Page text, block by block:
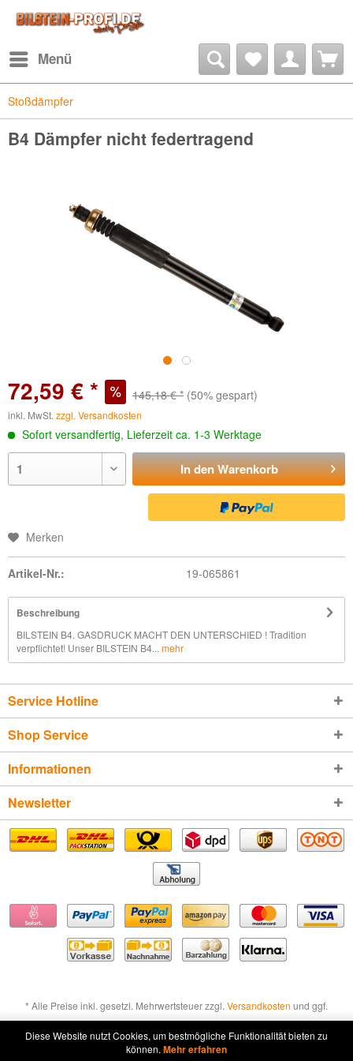
Menü
Stoßdämpfer
B4 Dämpfer nicht federtragend
72,59 € * 145,18 € * (50% gespart)
inkl. MwSt. zzgl. Versandkosten
Sofort versandfertig, Lieferzeit ca. 1-3 Werktage
In denWarenkorb
Merken
Artikel-Nr.: 19-065861
Beschreibung
BILSTEIN B4. GASDRUCK MACHT DEN UNTERSCHIED ! Tradition
verpflichtet! Unser BILSTEIN B4... mehr
Service Hotline
Shop Service
Informationen
Newsletter
* Alle Preise inkl. gesetzl. Mehrwertsteuer zzgl. Versandkosten und ggf.
Nachnahmegebühren, wenn nicht anders beschrieben
Widerruf erklären
Diese Website nutzt Cookies, um bestmögliche Funktionalität bieten zu
können. Mehr erfahren